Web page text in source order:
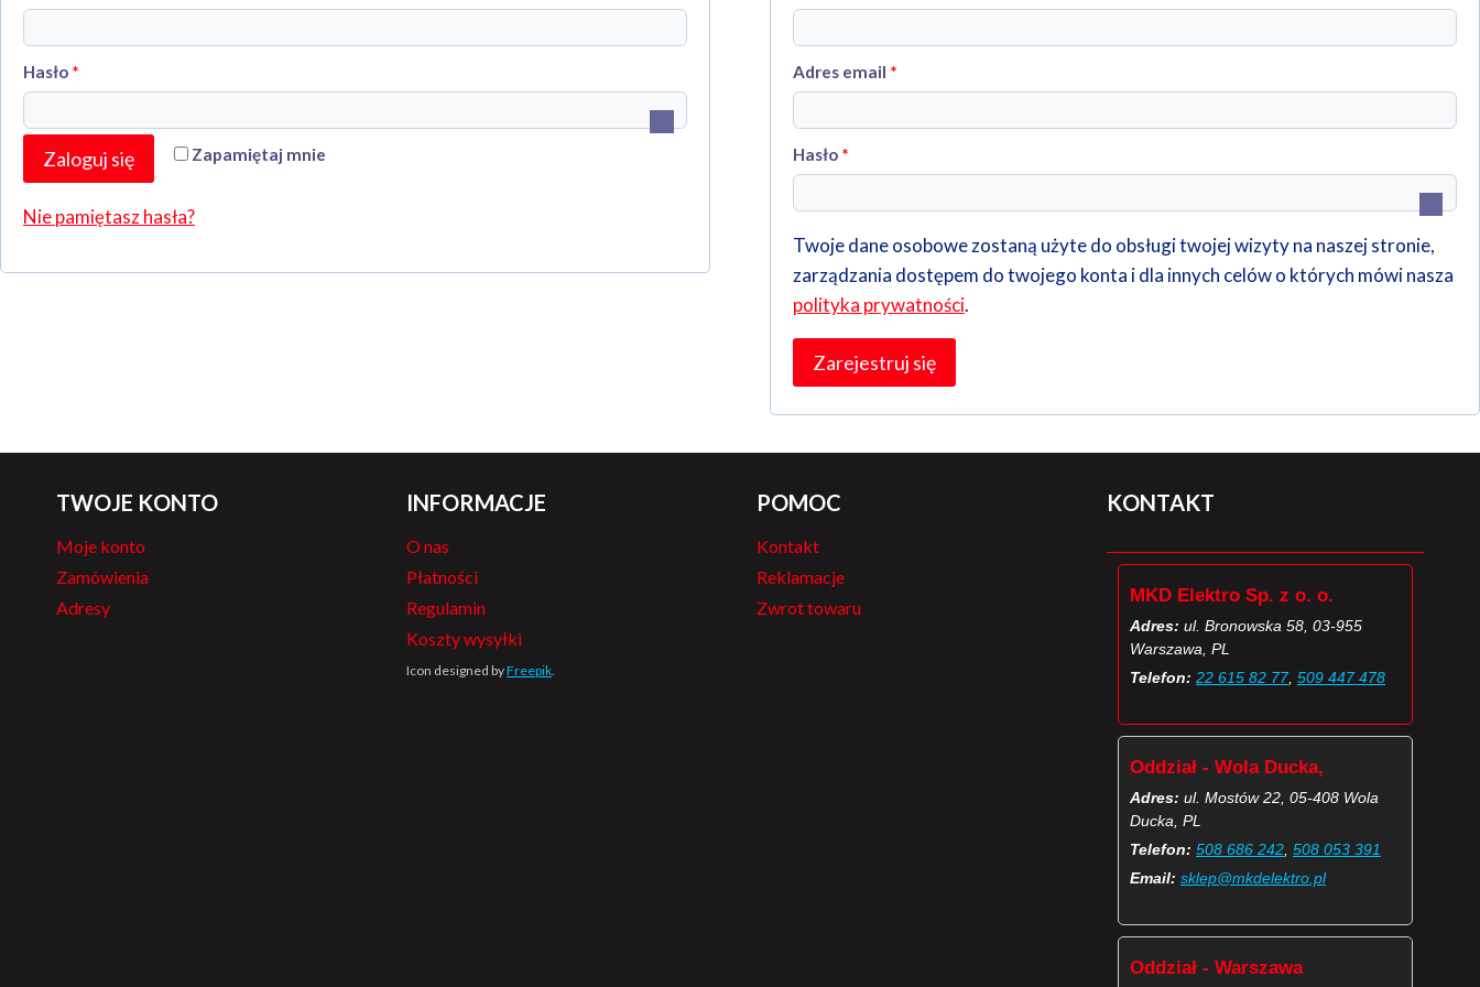
Hasło *
Zapamiętaj mnie
Zaloguj się
Nie pamiętasz hasła?
Adres email *Wymagane
Hasło *Wymagane
Twoje dane osobowe zostaną użyte do obsługi twojej wizyty na naszej stronie,
zarządzania dostępem do twojego konta i dla innych celów o których mówi nasza
polityka prywatności.
Zarejestruj się
TWOJE KONTO
Moje konto
Zamówienia
Adresy
INFORMACJE
O nas
Płatności
Regulamin
Koszty wysyłki
Icon designed byFreepik
POMOC
Kontakt
Reklamacje
Zwrot towaru
KONTAKT
MKD Elektro Sp. z o. o.
Adres: ul. Bronowska 58, 03-955
Warszawa, PL
Telefon: 22 615 82 77, 509 447 478
Oddział - Wola Ducka,
Adres: ul. Mostów 22, 05-408 Wola
Ducka, PL
Telefon: 508 686 242 508 053 391
Email: sklep@mkdelektro.pl
Oddział - Warszawa